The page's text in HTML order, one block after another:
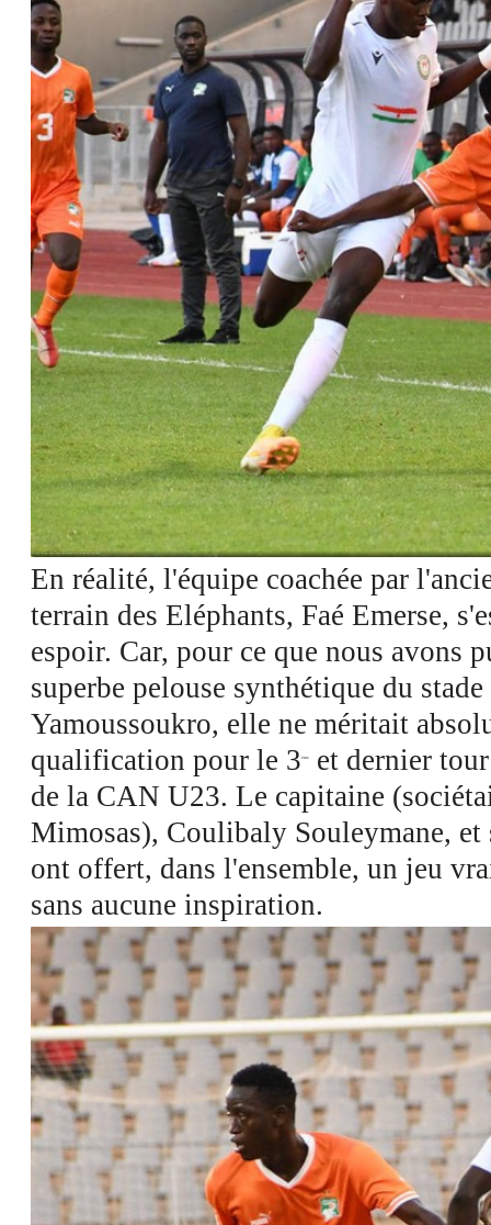
En réalité, l'équipe coachée par
terrain des Eléphants, Faé Emerse,
espoir. Car, pour ce que nous avons
superbe pelouse synthétique du stade
Yamoussoukro, elle ne méritait
qualification pour le 3 ème
et dernier
de la CAN U23. Le capitaine
Mimosas), Coulibaly Souleymane, et
ont offert, dans l'ensemble, un jeu
sans aucune inspiration.